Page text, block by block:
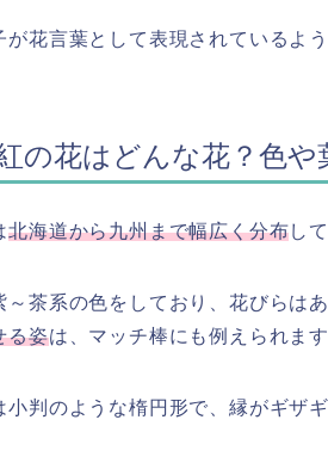
が花言葉として表現されているよう
の花はどんな花？色や
北海道から九州まで幅広く分布し
～茶系の色をしており、花びらはあ
る姿は、マッチ棒にも例えられます
小判のような楕円形で、縁がギザ